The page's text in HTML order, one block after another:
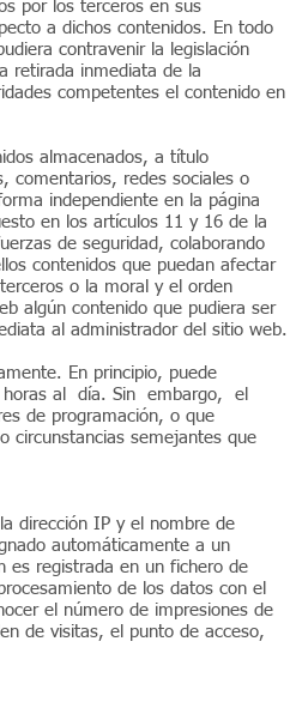
por los terceros en sus
a dichos contenidos. En todo
contravenir la legislación
retirada inmediata de la
competentes el contenido en
almacenados, a título
comentarios, redes sociales o
independiente en la página
en los artículos 11 y 16 de la
de seguridad, colaborando
contenidos que puedan afectar
o la moral y el orden
algún contenido que pudiera ser
al administrador del sitio web.
En principio, puede
al día. Sin embargo, el
de programación, o que
circunstancias semejantes que
dirección IP y el nombre de
automáticamente a un
es registrada en un fichero de
de los datos con el
el número de impresiones de
de visitas, el punto de acceso,